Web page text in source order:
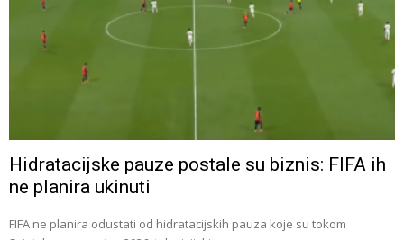
Hidratacijske pauze postale su biznis: FIFA ih
ne planira ukinuti
FIFA ne planira odustati od hidratacijskih pauza koje su tokom